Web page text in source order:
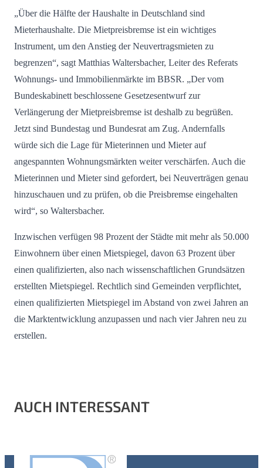
„Über die Hälfte der Haushalte in Deutschland sind
Mieterhaushalte. Die Mietpreisbremse ist ein wichtiges
Instrument, um den Anstieg der Neuvertragsmieten zu
begrenzen“, sagt Matthias Waltersbacher, Leiter des Referats
Wohnungs- und Immobilienmärkte im BBSR. „Der vom
Bundeskabinett beschlossene Gesetzesentwurf zur
Verlängerung der Mietpreisbremse ist deshalb zu begrüßen.
Jetzt sind Bundestag und Bundesrat am Zug. Andernfalls
würde sich die Lage für Mieterinnen und Mieter auf
angespannten Wohnungsmärkten weiter verschärfen. Auch die
Mieterinnen und Mieter sind gefordert, bei Neuverträgen genau
hinzuschauen und zu prüfen, ob die Preisbremse eingehalten
wird“, so Waltersbacher.
Inzwischen verfügen 98 Prozent der Städte mit mehr als 50.000
Einwohnern über einen Mietspiegel, davon 63 Prozent über
einen qualifizierten, also nach wissenschaftlichen Grundsätzen
erstellten Mietspiegel. Rechtlich sind Gemeinden verpflichtet,
einen qualifizierten Mietspiegel im Abstand von zwei Jahren an
die Marktentwicklung anzupassen und nach vier Jahren neu zu
erstellen.
AUCH INTERESSANT